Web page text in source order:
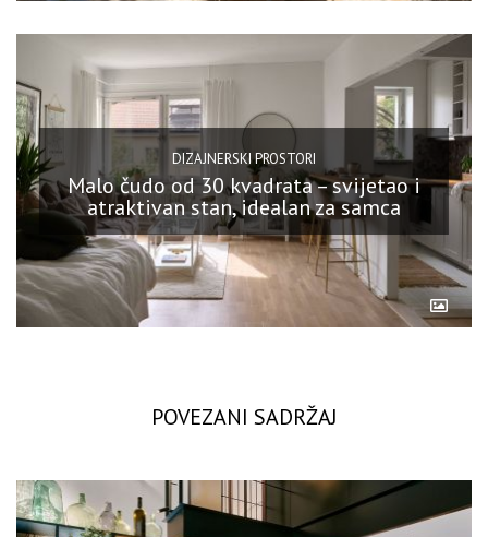
DIZAJNERSKI PROSTORI
Malo čudo od 30 kvadrata – svijetao i
atraktivan stan, idealan za samca
POVEZANI SADRŽAJ